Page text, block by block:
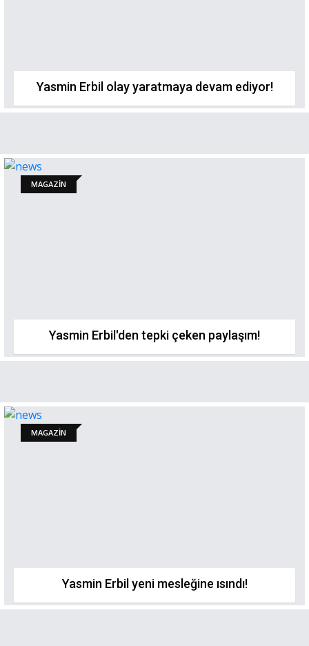
Yasmin Erbil olay yaratmaya devam ediyor!
MAGAZİN
Yasmin Erbil'den tepki çeken paylaşım!
MAGAZİN
Yasmin Erbil yeni mesleğine ısındı!